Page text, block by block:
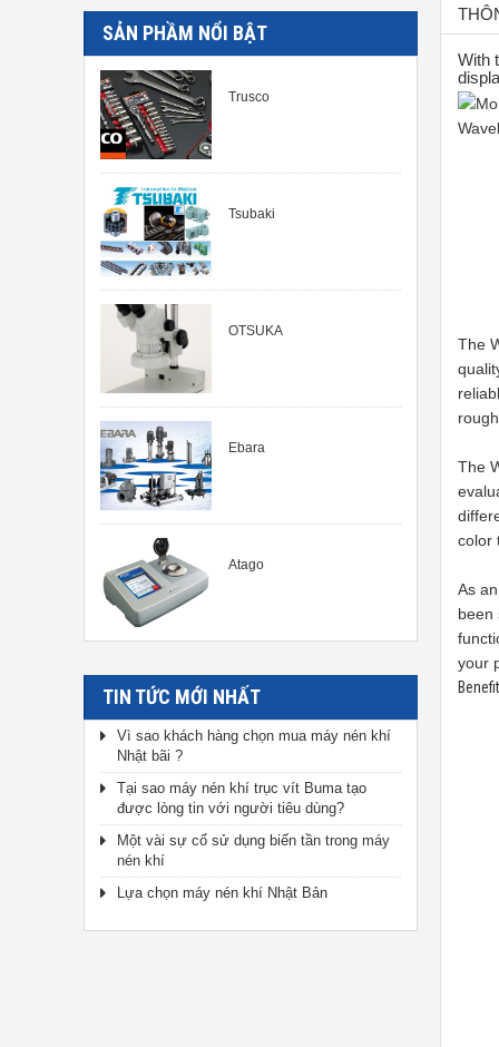
SẢN PHẦM NỔI BẬT
Trusco
Tsubaki
OTSUKA
Ebara
Atago
TIN TỨC MỚI NHẤT
Vì sao khách hàng chọn mua máy nén khí
Nhật bãi ?
Tại sao máy nén khí trục vít Buma tạo
được lòng tin với người tiêu dùng?
Một vài sự cố sử dụng biến tần trong máy
nén khí
Lựa chọn máy nén khí Nhật Bản
With
The
The
color
As
been
your